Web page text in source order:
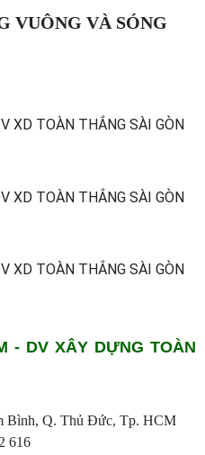
VUÔNG VÀ SÓNG
- DV XÂY DỰNG TOÀN
Bình, Q. Thủ Đức, Tp. HCM
616